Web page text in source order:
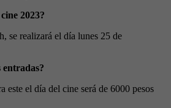
2023?
se realizará el día lunes 25 de
entradas?
este el día del cine será de 6000 pesos